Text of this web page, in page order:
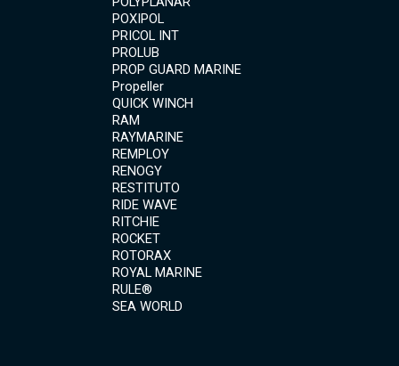
POXIPOL
PRICOL INT
PROLUB
PROP GUARD MARINE
Propeller
QUICK WINCH
RAM
RAYMARINE
REMPLOY
RENOGY
RESTITUTO
RIDE WAVE
RITCHIE
ROCKET
ROTORAX
ROYAL MARINE
RULE®
SEA WORLD